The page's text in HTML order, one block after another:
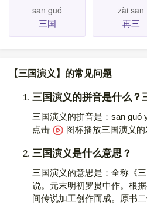
sān guó
三国
zài sān
再三
【三国演义】的常见问题
三国演义的拼音是什么？
三国演义的拼音是：sān guó
点击
图标播放三国演义
三国演义是什么意思？
三国演义的意思是：全称《
说。元末明初罗贯中作。根
间传说加工创作而成。原书